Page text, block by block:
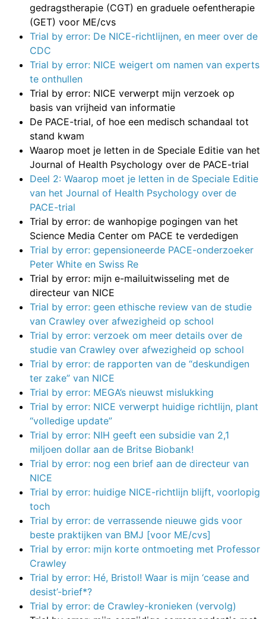
gedragstherapie (CGT) en graduele oefentherapie
(GET) voor ME/cvs
Trial by error: De NICE-richtlijnen, en meer over de
CDC
Trial by error: NICE weigert om namen van experts
te onthullen
Trial by error: NICE verwerpt mijn verzoek op
basis van vrijheid van informatie
De PACE-trial, of hoe een medisch schandaal tot
stand kwam
Waarop moet je letten in de Speciale Editie van het
Journal of Health Psychology over de PACE-trial
Deel 2: Waarop moet je letten in de Speciale Editie
van het Journal of Health Psychology over de
PACE-trial
Trial by error: de wanhopige pogingen van het
Science Media Center om PACE te verdedigen
Trial by error: gepensioneerde PACE-onderzoeker
Peter White en Swiss Re
Trial by error: mijn e-mailuitwisseling met de
directeur van NICE
Trial by error: geen ethische review van de studie
van Crawley over afwezigheid op school
Trial by error: verzoek om meer details over de
studie van Crawley over afwezigheid op school
Trial by error: de rapporten van de “deskundigen
ter zake” van NICE
Trial by error: MEGA’s nieuwst mislukking
Trial by error: NICE verwerpt huidige richtlijn, plant
“volledige update”
Trial by error: NIH geeft een subsidie van 2,1
miljoen dollar aan de Britse Biobank!
Trial by error: nog een brief aan de directeur van
NICE
Trial by error: huidige NICE-richtlijn blijft, voorlopig
toch
Trial by error: de verrassende nieuwe gids voor
beste praktijken van BMJ [voor ME/cvs]
Trial by error: mijn korte ontmoeting met Professor
Crawley
Trial by error: Hé, Bristol! Waar is mijn ‘cease and
desist’-brief*?
Trial by error: de Crawley-kronieken (vervolg)